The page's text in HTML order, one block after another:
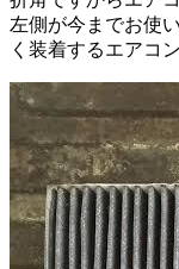
左側が今までお使
く装着するエアコ